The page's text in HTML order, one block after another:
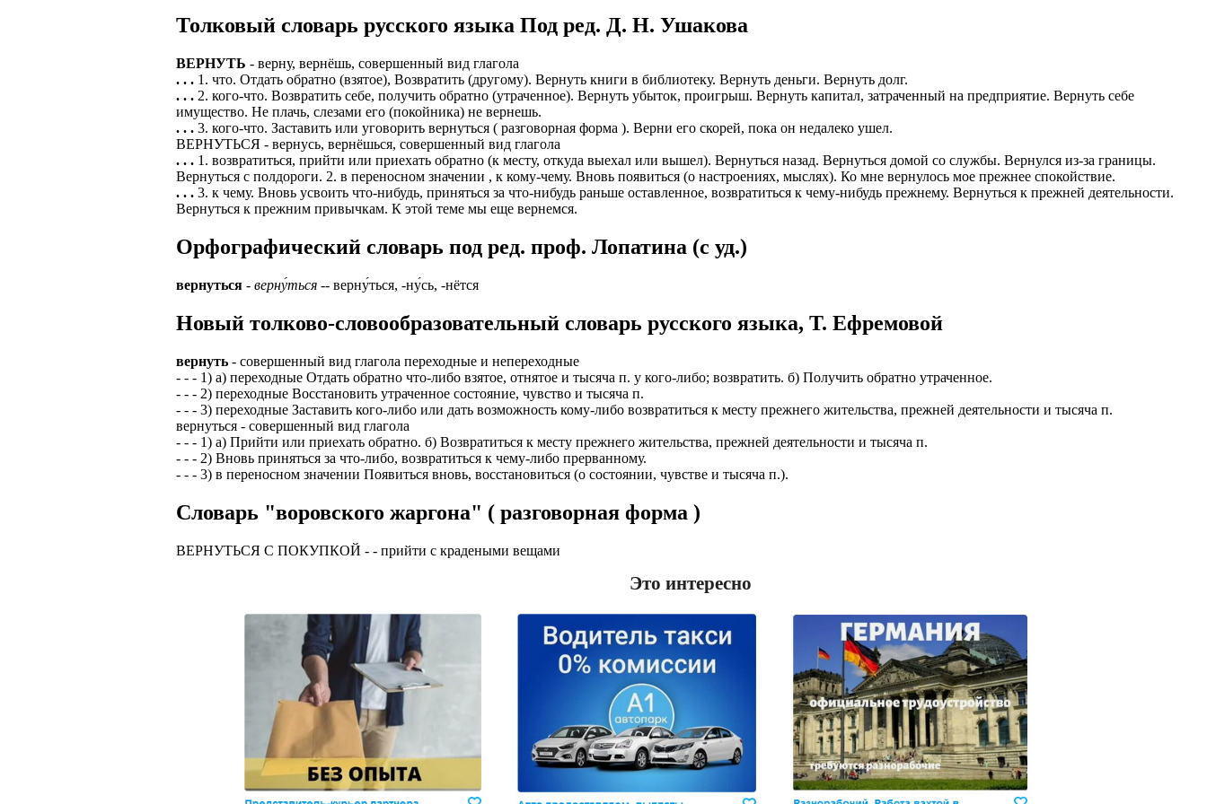
ПРОЦЕСС ОФОРМЛЕНИЯ: подробная консультация, оформление контракта> заказываем
работодателем подобранной заранее вакансии > прибытие на предприятие и место проживание.
Лицензия по трудоустройству за рубежом № 20118251359
ВОЗМОЖНО ДИСТАНЦИОННОЕ ОФОРМЛЕНИЕ ИЗ ЛЮБОГО РЕГИОНА РФ!
Также смотрите дополнительные предложения по отправке в другие страны в нашем профиле.
А также рассматриваются соискатели с опытом работы: рабочий, разнорабочий, комплектовщик,
упаковщик, стикеровщик.
# работа за рубежом
# трудоустройство за границей
# трудоустройство за рубежом
ЗАДАЧИ РЕГИОНАЛЬНОГО ПРЕДСТАВИТЕЛЯ
Доставлять клиентам банковские продукты, в том числе карты.
Подписывать документы при передаче и консультировать клиентов, как выгодно пользоваться
картами банка.
В ходе консультации представители могут подключать доп. услуги (например помочь в
установке мобильного банка на телефон), за что получают дополнительную плату.
Пожалуйста, НЕ ЗВОНИТЕ! Пишите.
Опыт не нужен, но приветствуется на следующих позициях: менеджер, представитель,
курьер документов, менеджер по продажам.
В таких банках, как Сбербанк, Газпром, Альфа-Банк, Промсвязьбанк, Райффайзенбанк,
Открытие, Почта Банк.
А также в компаниях: Евросеть, Мегафон, Связной, СДЭК, ПЭК и т.д.
Толковый словарь русского языка Под ред. Д. Н. Ушакова
ВЕРНУТЬ - верну, вернёшь, совершенный вид глагола
. . . 1. что. Отдать обратно (взятое), Возвратить (другому). Вернуть книги в библиотеку. Вернуть деньги. Вернуть долг.
. . . 2. кого-что. Возвратить себе, получить обратно (утраченное). Вернуть убыток, проигрыш. Вернуть капитал, затраченный на предприятие. Вернуть себе
имущество. Не плачь, слезами его (покойника) не вернешь.
. . . 3. кого-что. Заставить или уговорить вернуться ( разговорная форма ). Верни его скорей, пока он недалеко ушел.
ВЕРНУТЬСЯ - вернусь, вернёшься, совершенный вид глагола
. . . 1. возвратиться, прийти или приехать обратно (к месту, откуда выехал или вышел). Вернуться назад. Вернуться домой со службы. Вернулся из-за границы.
Вернуться с полдороги. 2. в переносном значении , к кому-чему. Вновь появиться (о настроениях, мыслях). Ко мне вернулось мое прежнее спокойствие.
. . . 3. к чему. Вновь усвоить что-нибудь, приняться за что-нибудь раньше оставленное, возвратиться к чему-нибудь прежнему. Вернуться к прежней деятельности.
Вернуться к прежним привычкам. К этой теме мы еще вернемся.
Орфографический словарь под ред. проф. Лопатина (c уд.)
вернуться - верну́ться -- верну́ться, -ну́сь, -нётся
Новый толково-словообразовательный словарь русского языка, Т. Ефремовой
вернуть - совершенный вид глагола переходные и непереходные
- - - 1) а) переходные Отдать обратно что-либо взятое, отнятое и тысяча п. у кого-либо; возвратить. б) Получить обратно утраченное.
- - - 2) переходные Восстановить утраченное состояние, чувство и тысяча п.
- - - 3) переходные Заставить кого-либо или дать возможность кому-либо возвратиться к месту прежнего жительства, прежней деятельности и тысяча п.
вернуться - совершенный вид глагола
- - - 1) а) Прийти или приехать обратно. б) Возвратиться к месту прежнего жительства, прежней деятельности и тысяча п.
- - - 2) Вновь приняться за что-либо, возвратиться к чему-либо прерванному.
- - - 3) в переносном значении Появиться вновь, восстановиться (о состоянии, чувстве и тысяча п.).
Словарь "воровского жаргона" ( разговорная форма )
ВЕРНУТЬСЯ С ПОКУПКОЙ - - пpийти с кpадеными вещами
Это интересно